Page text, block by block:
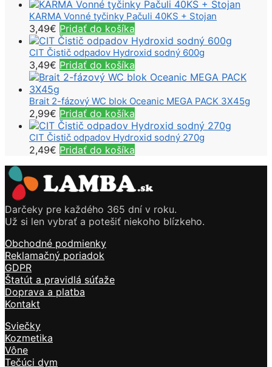
KARMA Vonné tyčinky Pačuli 40KS + Stojan
3,49€ Pridať do košíka
CIT Čistič odpadov Hydroxid sodný 600g
3,49€ Pridať do košíka
Brait 2-fázový WC blok Oceanic MEGA PACK 3X45g
2,99€ Pridať do košíka
CIT Čistič odpadov Hydroxid sodný 270g
2,49€ Pridať do košíka
Darčeky pre každého 365 dní v roku.
Už si len vybrať a potešiť niekoho blízkeho.
Obchodné podmienky
Reklamačný poriadok
GDPR
Štatút a pravidlá súťaže
Doprava a platba
Kontakt
Sviečky
Kozmetika
Vône
Tečúci dym